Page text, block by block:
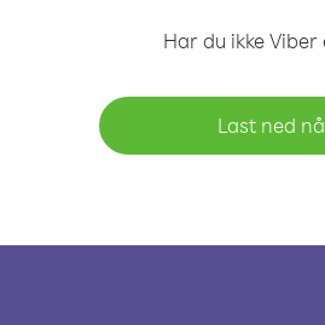
Har du ikke Viber
Last ned nå